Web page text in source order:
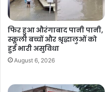
फिर हुआ औरंगाबाद पानी पानी,
स्कूली बच्चों और श्रृद्धालुओं को
हुई भारी असुविधा
August 6, 2026